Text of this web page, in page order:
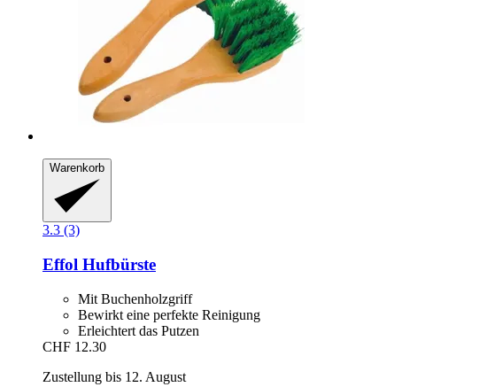
Warenkorb
3.3 (3)
Effol Hufbürste
Mit Buchenholzgriff
Bewirkt eine perfekte Reinigung
Erleichtert das Putzen
CHF 12.30
Zustellung bis 12. August